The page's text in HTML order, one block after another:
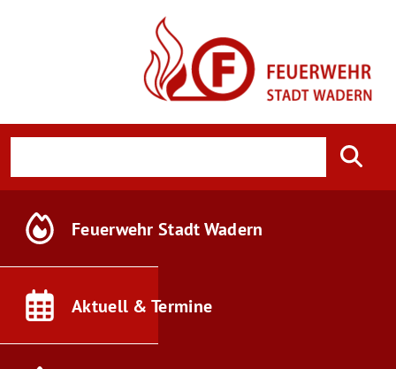
Feuerwehr Stadt Wadern
Aktuell & Termine